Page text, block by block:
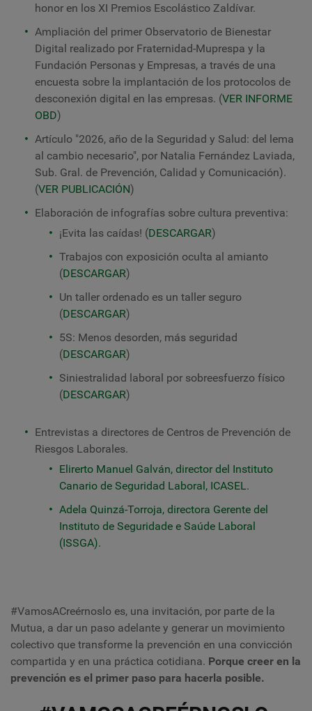
honor en los XI Premios Escolástico Zaldívar.
Ampliación del primer Observatorio de Bienestar
Digital realizado por Fraternidad-Muprespa y la
Fundación Personas y Empresas, a través de una
encuesta sobre la implantación de los protocolos de
desconexión digital en las empresas. (VER INFORME
OBD)
Artículo "2026, año de la Seguridad y Salud: del lema
al cambio necesario", por Natalia Fernández Laviada,
Sub. Gral. de Prevención, Calidad y Comunicación).
(VER PUBLICACIÓN)
Elaboración de infografías sobre cultura preventiva:
¡Evita las caídas! (DESCARGAR)
Trabajos con exposición oculta al amianto
(DESCARGAR)
Un taller ordenado es un taller seguro
(DESCARGAR)
5S: Menos desorden, más seguridad
(DESCARGAR)
Siniestralidad laboral por sobreesfuerzo físico
(DESCARGAR)
Entrevistas a directores de Centros de Prevención de
Riesgos Laborales.
Elirerto Manuel Galván, director del Instituto
Canario de Seguridad Laboral, ICASEL.
Adela Quinzá-Torroja, directora Gerente del
Instituto de Seguridade e Saúde Laboral
(ISSGA).
#VamosACreérnoslo es, una invitación, por parte de la
Mutua, a dar un paso adelante y generar un movimiento
colectivo que transforme la prevención en una convicción
compartida y en una práctica cotidiana. Porque creer en la
prevención es el primer paso para hacerla posible.